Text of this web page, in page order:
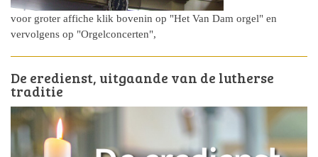
voor groter affiche klik bovenin op "Het Van Dam orgel" en
vervolgens op "Orgelconcerten",
De eredienst, uitgaande van de lutherse
traditie